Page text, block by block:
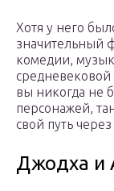
Хотя у него
значительный
комедии,
средневековой
вы никогда не
персонажей,
свой путь
Джодха и